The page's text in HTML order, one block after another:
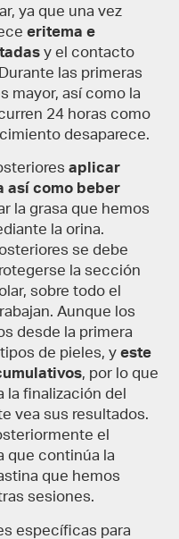
ya que una vez
eritema e
y el contacto
las primeras
mayor, así como la
24 horas como
desaparece.
aplicar
así como beber
la grasa que hemos
la orina.
se debe
la sección
sobre todo el
Aunque los
desde la primera
de pieles, yeste
, por lo que
la finalización del
vea sus resultados.
el
que continúa la
que hemos
sesiones.
específicas para